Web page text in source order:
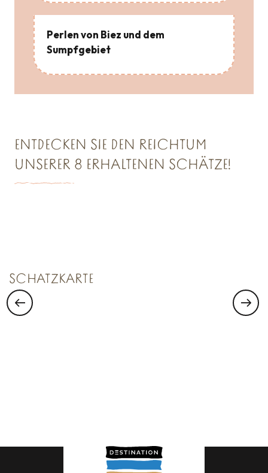
Perlen von Biez und dem
Sumpfgebiet
ENTDECKEN SIE DEN REICHTUM
UNSERER 8 ERHALTENEN SCHÄTZE!
SCHATZKARTE